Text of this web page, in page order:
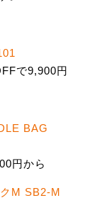
で9,900円
BAG
円から
M SB2-M